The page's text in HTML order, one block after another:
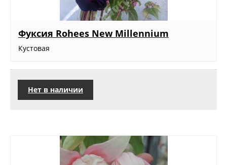
Фуксия Rohees New Millennium
Кустовая
Нет в наличии